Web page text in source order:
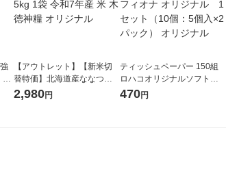
【アウトレット】【新米切
替特価】北海道産ななつぼ
し 無洗米 5kg 1袋 令和7年産
米 木徳神糧 オリジナル
2,980円
ティッシュペーパー 150組
ロハコオリジナルソフトパ
ックティッシュ フィオナ オ
470円